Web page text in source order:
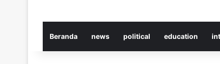
Beranda news political education